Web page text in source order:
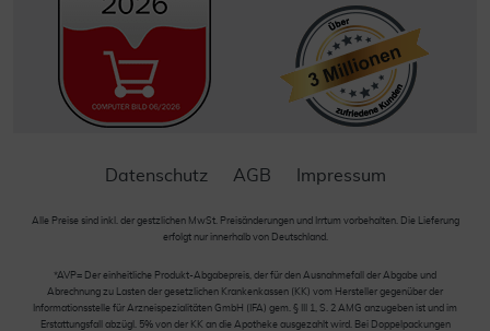
Datenschutz AGB Impressum
Alle Preise sind inkl. der gestzlichen MwSt. Preisänderungen und Irrtum vorbehalten. Die Lieferung
erfolgt nur innerhalb von Deutschland.
*AVP= Der einheitliche Produkt-Abgabepreis, der für den Ausnahmefall der Abgabe und
Abrechnung zu Lasten der gesetzlichen Krankenkassen (KK) vom Hersteller gegenüber der
Informationsstelle für Arzneispezialitäten GmbH (IFA) gem. § III 1, S. 2 AMG anzugeben ist und im
Erstattungsfall abzügl. 5% von der KK an die Apotheke ausgezahlt wird. Bei Doppelpackungen